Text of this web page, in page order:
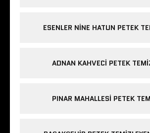
ESENLER NINE HATUN PETEK
ADNAN KAHVECI PETEK
PINAR MAHALLESI PETEK